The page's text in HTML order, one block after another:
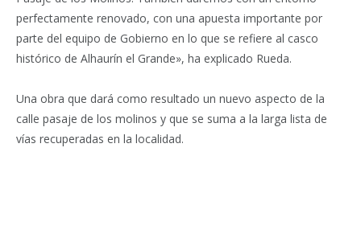
perfectamente renovado, con una apuesta importante por
parte del equipo de Gobierno en lo que se refiere al casco
histórico de Alhaurín el Grande», ha explicado Rueda.
Una obra que dará como resultado un nuevo aspecto de la
calle pasaje de los molinos y que se suma a la larga lista de
vías recuperadas en la localidad.